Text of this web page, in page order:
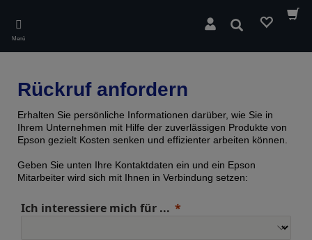
main
content
Menü
Suchen
Rückruf anfordern
Erhalten Sie persönliche Informationen darüber, wie Sie in
Ihrem Unternehmen mit Hilfe der zuverlässigen Produkte von
Epson gezielt Kosten senken und effizienter arbeiten können.
Geben Sie unten Ihre Kontaktdaten ein und ein Epson
Mitarbeiter wird sich mit Ihnen in Verbindung setzen:
Ich interessiere mich für ...